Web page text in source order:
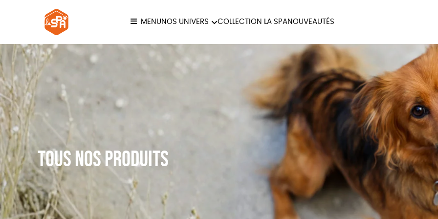
MENU NOS UNIVERS
COLLECTION LA SPA BIEN-ÊTRE
PAPETERIE JE
COLLECTION LA SPANOUVEAUTÉS
Tous nos produits